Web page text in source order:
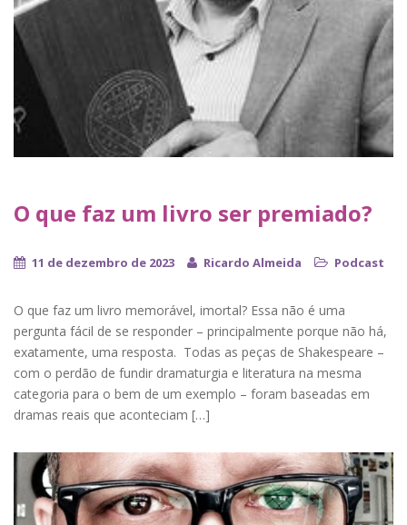
O que faz um livro ser premiado?
11 de dezembro de 2023 Ricardo Almeida Podcast
O que faz um livro memorável, imortal? Essa não é uma
pergunta fácil de se responder – principalmente porque não há,
exatamente, uma resposta. Todas as peças de Shakespeare –
com o perdão de fundir dramaturgia e literatura na mesma
categoria para o bem de um exemplo – foram baseadas em
dramas reais que aconteciam […]